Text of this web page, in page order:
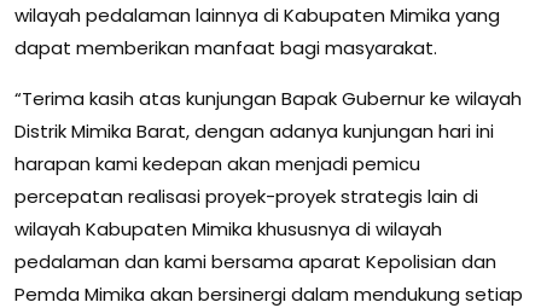
wilayah pedalaman lainnya di Kabupaten Mimika yang
dapat memberikan manfaat bagi masyarakat.
“Terima kasih atas kunjungan Bapak Gubernur ke wilayah
Distrik Mimika Barat, dengan adanya kunjungan hari ini
harapan kami kedepan akan menjadi pemicu
percepatan realisasi proyek-proyek strategis lain di
wilayah Kabupaten Mimika khususnya di wilayah
pedalaman dan kami bersama aparat Kepolisian dan
Pemda Mimika akan bersinergi dalam mendukung setiap